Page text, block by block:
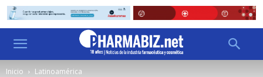
Inicio Latinoamérica